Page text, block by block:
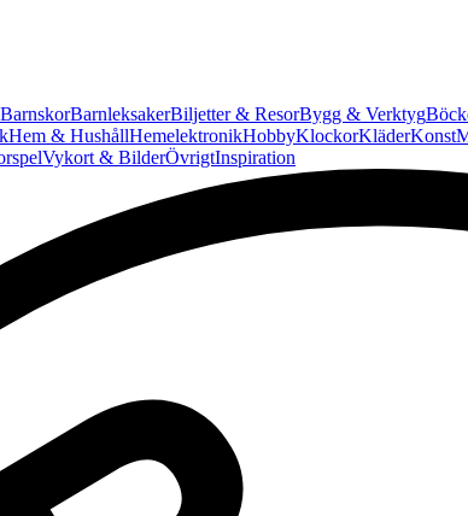
BarnleksakerBiljetter & ResorBygg & Verktyg
Hem & HushållHemelektronikHobbyKlockorKläderKonst
Vykort & BilderÖvrigtInspiration